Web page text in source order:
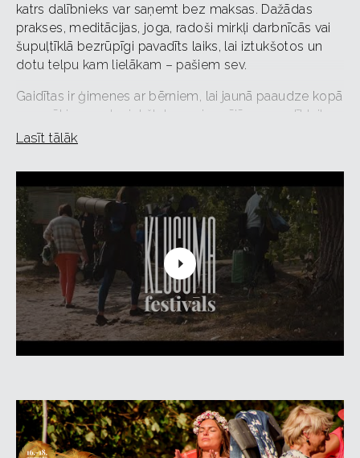
katrs dalībnieks var saņemt bez maksas. Dažādas
prakses, meditācijas, joga, radoši mirkļi darbnīcās vai
šupuļtīklā bezrūpīgi pavadīts laiks, lai iztukšotos un
dotu telpu kam lielākam – pašiem sev.
Gaidītas ir ģimenes ar bērniem, lai jaunā paaudze kopā
ar vecākiem rod priekštatu par iespējām pavadīt laiku
interesanti, bet bez trokšņa un kņadas, tādējādi patiesi
mums mīļi, un kopā ar tiem, kuri jūt un domā līdzīgi.
Festivāla norises laikā iepazīstam un degustējam tuvu
un tālu novadu mājražotāju piedāvātos veselīgos
produktus, ir pieejami ēdināšanas pakalpojumi, kā arī
bezalkoholisko dzērienu degustācija un iegāde.
Iemīļoti mūziķi un iemīļotas melodijas ik vakaru un rītu
mūs pārsteidz, netraucējot to klusumu, kas mūsos.
Mūs sagaida tikšanās ar Rēziju Kalniņu, Raimondu
Vazdiku, Ievu Akurāteri, Ilzi Grunti, Kristīni Prauliņu, Igo,
iespaidu dažādība, kas nav piedzīvota līdz šim. Trīs
neaizmirstamas dienas harmonijā.
Trīs neaizmirstamas dienas harmonijā.
Lasīt tālāk